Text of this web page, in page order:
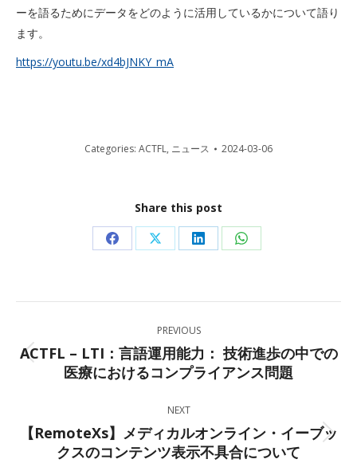
ーを語るためにデータをどのように活用しているかについて語り
ます。
https://youtu.be/xd4bJNKY_mA
Categories: ACTFL, ニュース 2024-03-06
Share this post
Share
Facebook
Share
X
Share
LinkedIn
Share
WhatsApp
navigation
PREVIOUS
Previous
post:
ACTFL – LTI：言語運用能力： 技術進歩の中での
医療におけるコンプライアンス問題
NEXT
Next
post:
【RemoteXs】メディカルオンライン・イーブッ
クスのコンテンツ表示不具合について